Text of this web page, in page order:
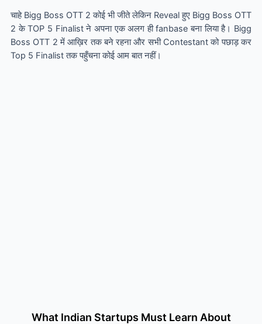
चाहे Bigg Boss OTT 2 कोई भी जीते लेकिन Reveal हुए Bigg Boss OTT
2 के TOP 5 Finalist ने अपना एक अलग ही fanbase बना लिया है। Bigg
Boss OTT 2 में आख़िर तक बने रहना और सभी Contestant को पछाड़ कर
Top 5 Finalist तक पहुँचना कोई आम बात नहीं।
What Indian Startups Must Learn About